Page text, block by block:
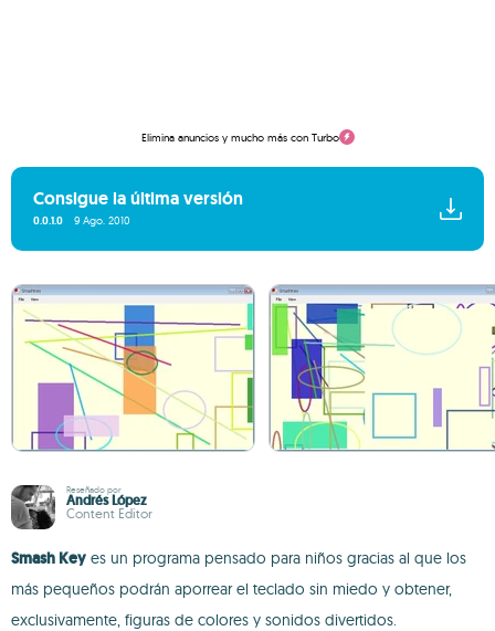
Elimina anuncios y mucho más con Turbo
Consigue la última versión
0.0.1.0 9 Ago. 2010
Reseñado por
Andrés López
Content Editor
Smash Key es un programa pensado para niños gracias al que los
más pequeños podrán aporrear el teclado sin miedo y obtener,
exclusivamente, figuras de colores y sonidos divertidos.